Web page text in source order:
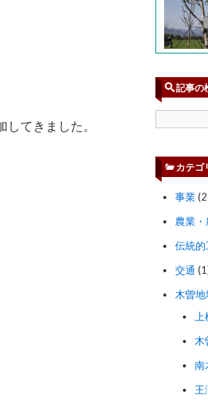
てきました。
記事の
カテゴ
事業
農業
伝統的
交通
木曽
上
木
南
王